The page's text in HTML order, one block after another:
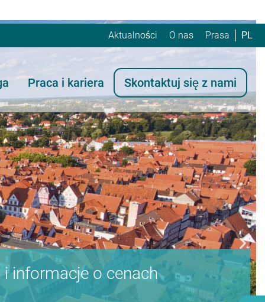
Aktualności O nas Prasa PL
Praca i kariera Skontaktuj się z nami
informacje o cenach